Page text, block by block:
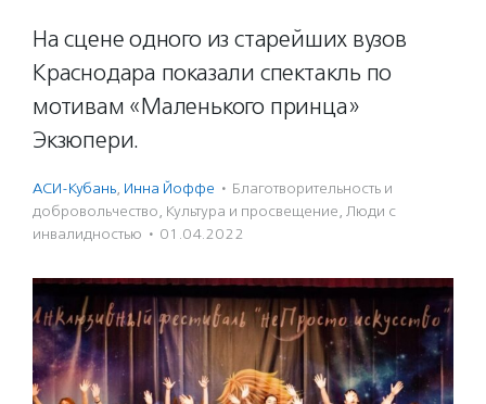
На сцене одного из старейших вузов
Краснодара показали спектакль по
мотивам «Маленького принца»
Экзюпери.
АСИ-Кубань, Инна Йоффе · Благотвори­тель­ность и
доброволь­чест­во, Культура и просвещение, Люди с
инвалидностью · 01.04.2022